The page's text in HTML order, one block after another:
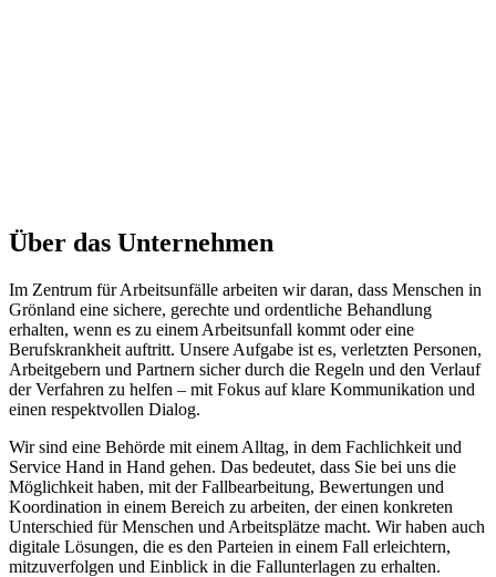
Über das Unternehmen
Im Zentrum für Arbeitsunfälle arbeiten wir daran, dass Menschen in
Grönland eine sichere, gerechte und ordentliche Behandlung
erhalten, wenn es zu einem Arbeitsunfall kommt oder eine
Berufskrankheit auftritt. Unsere Aufgabe ist es, verletzten Personen,
Arbeitgebern und Partnern sicher durch die Regeln und den Verlauf
der Verfahren zu helfen – mit Fokus auf klare Kommunikation und
einen respektvollen Dialog.
Wir sind eine Behörde mit einem Alltag, in dem Fachlichkeit und
Service Hand in Hand gehen. Das bedeutet, dass Sie bei uns die
Möglichkeit haben, mit der Fallbearbeitung, Bewertungen und
Koordination in einem Bereich zu arbeiten, der einen konkreten
Unterschied für Menschen und Arbeitsplätze macht. Wir haben auch
digitale Lösungen, die es den Parteien in einem Fall erleichtern,
mitzuverfolgen und Einblick in die Fallunterlagen zu erhalten.